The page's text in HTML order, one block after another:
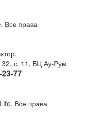
Все права
32, с. 11, БЦ Ау-Рум
77
Все права